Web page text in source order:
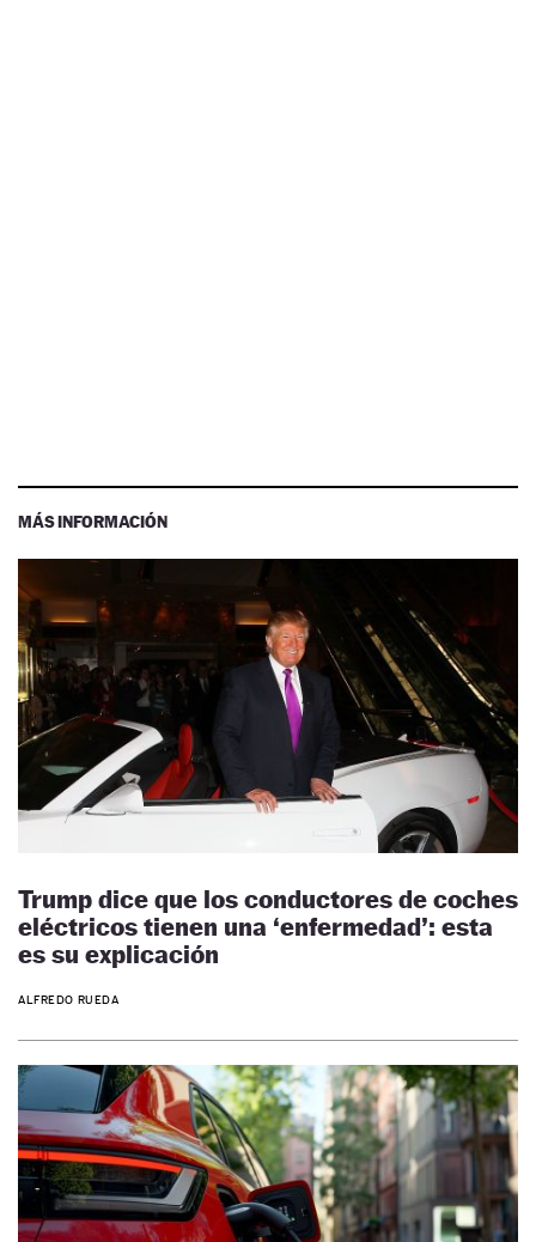
MÁS INFORMACIÓN
Trump dice que los conductores de coches
eléctricos tienen una ‘enfermedad’: esta
es su explicación
ALFREDO RUEDA